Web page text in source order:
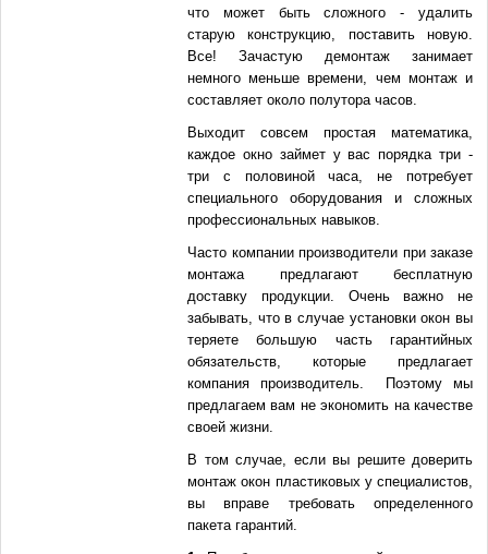
что может быть сложного - удалить
старую конструкцию, поставить новую.
Все! Зачастую демонтаж занимает
немного меньше времени, чем монтаж и
составляет около полутора часов.
Выходит совсем простая математика,
каждое окно займет у вас порядка три -
три с половиной часа, не потребует
специального оборудования и сложных
профессиональных навыков.
Часто компании производители при заказе
монтажа предлагают бесплатную
доставку продукции. Очень важно не
забывать, что в случае установки окон вы
теряете большую часть гарантийных
обязательств, которые предлагает
компания производитель. Поэтому мы
предлагаем вам не экономить на качестве
своей жизни.
В том случае, если вы решите доверить
монтаж окон пластиковых у специалистов,
вы вправе требовать определенного
пакета гарантий.